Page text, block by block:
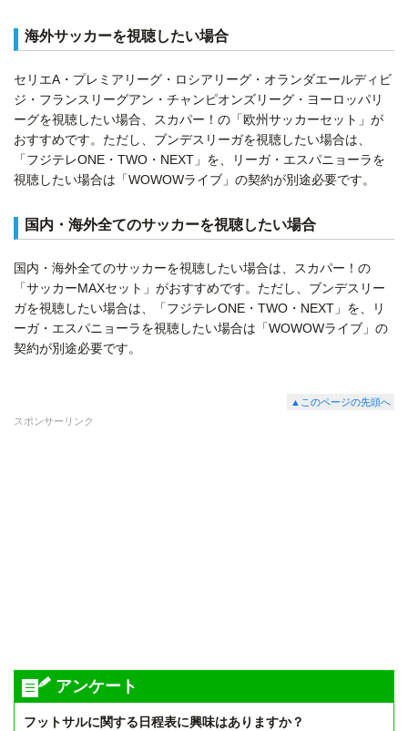
海外サッカーを視聴したい場合
セリエA・プレミアリーグ・ロシアリーグ・オランダエールディビ
ジ・フランスリーグアン・チャンピオンズリーグ・ヨーロッパリ
ーグを視聴したい場合、スカパー！の「欧州サッカーセット」が
おすすめです。ただし、ブンデスリーガを視聴したい場合は、
「フジテレONE・TWO・NEXT」を、リーガ・エスパニョーラを
視聴したい場合は「WOWOWライブ」の契約が別途必要です。
国内・海外全てのサッカーを視聴したい場合
国内・海外全てのサッカーを視聴したい場合は、スカパー！の
「サッカーMAXセット」がおすすめです。ただし、ブンデスリー
ガを視聴したい場合は、「フジテレONE・TWO・NEXT」を、リ
ーガ・エスパニョーラを視聴したい場合は「WOWOWライブ」の
契約が別途必要です。
▲このページの先頭へ
スポンサーリンク
アンケート
フットサルに関する日程表に興味はありますか？